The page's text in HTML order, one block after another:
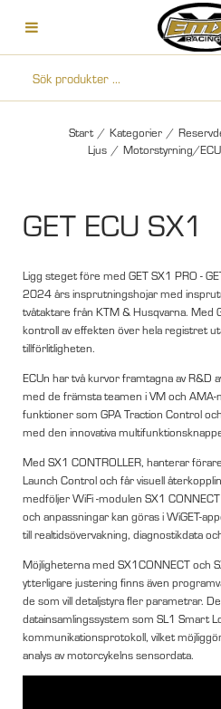
Start / Kategorier /
Ljus / Motorstyrning/ECU
GET ECU SX1
Ligg steget före med GET SX1 PRO -
2024 års insprutningshojar med
tvåtaktare från KTM & Husqvarna. Med
kontroll av effekten över hela registret
tillförlitligheten.
ECUn har två kurvor framtagna av R&D
med de främsta teamen i VM och AMA-
funktioner som GPA Traction Control
med den innovativa
Med SX1 CONTROLLER, hanterar
Launch Control och får visuell
medföljer WiFi -modulen SX1
och anpassningar kan göras i WiGET-
till realtidsövervakning, diagnostikdata
Möjligheterna med SX1CONNECT och
ytterligare justering finns även
de som vill detaljstyra fler parametrar.
datainsamlingssystem som SL1 Smart
kommunikationsprotokoll, vilket
analys av motorcykelns sensordata.